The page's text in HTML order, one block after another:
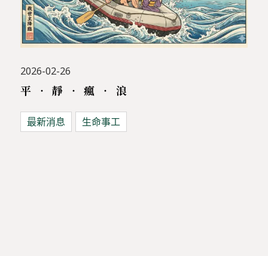
2026-02-26
平 ‧ 靜 ‧ 瘋 ‧ 浪
最新消息 生命事工